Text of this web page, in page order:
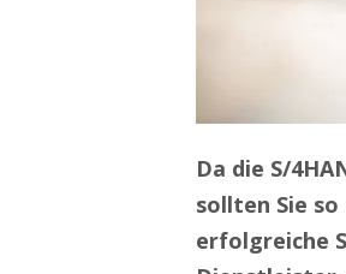
Da die S/
sollten Sie
erfolgreiche